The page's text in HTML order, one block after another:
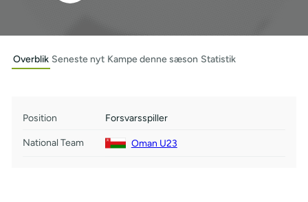
Overblik Seneste nyt Kampe denne sæson Statistik
Position Forsvarsspiller
National Team Oman U23